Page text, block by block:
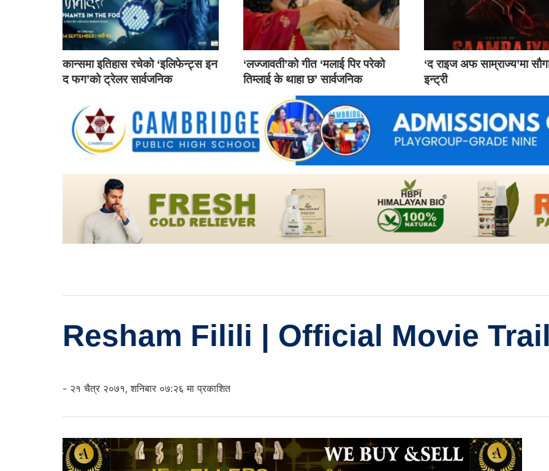
कान्समा इतिहास रचेको ‘इलिफेन्ट्स इन
द फग’को ट्रेलर सार्वजनिक
‘लज्जावती’को गीत ‘मलाई पिर परेको
तिम्लाई के थाहा छ’ सार्वजनिक
‘द राइज अफ साम्राज्य’मा
इन्ट्री
Resham Filili | Official Movie
- २१ चैत्र २०७१, शनिबार ०७:२६ मा प्रकाशित